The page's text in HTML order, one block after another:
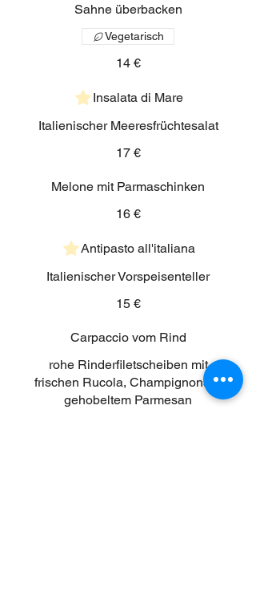
Sahne überbacken
14 €
Vegetarisch
Insalata di Mare
Italienischer Meeresfrüchtesalat
17 €
Melone mit Parmaschinken
16 €
Antipasto all'italiana
Italienischer Vorspeisenteller
15 €
Carpaccio vom Rind
rohe Rinderfiletscheiben mit
frischen Rucola, Champignons &
gehobeltem Parmesan